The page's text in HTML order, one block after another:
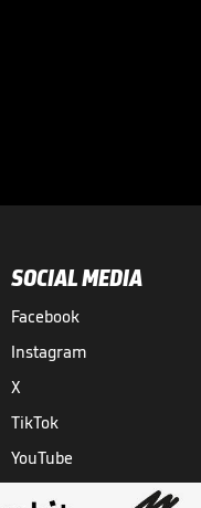
SOCIAL MEDIA
Facebook
Instagram
X
TikTok
YouTube